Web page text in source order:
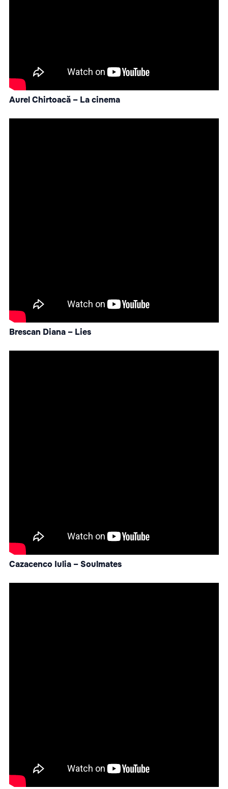
Aurel Chirtoacă – La cinema
Brescan Diana – Lies
Cazacenco Iulia – Soulmates